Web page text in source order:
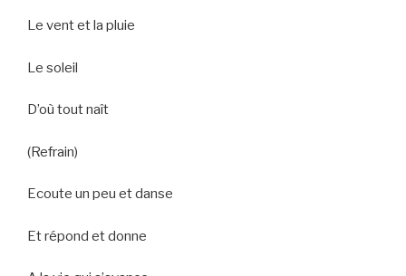
Le vent et la pluie
Le soleil
D’où tout naît
(Refrain)
Ecoute un peu et danse
Et répond et donne